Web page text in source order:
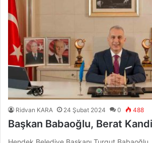
Ridvan KARA 24 Şubat 2024 0 488
Başkan Babaoğlu, Berat